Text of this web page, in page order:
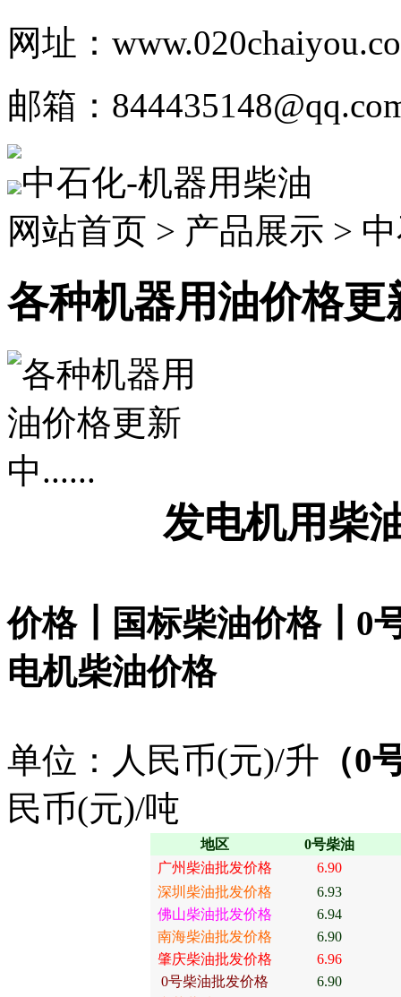
网址：
邮箱：
中石化-机器用柴油
网站首页 > 产品展示 >
各种机器用油价格更
发电机用柴
价格┃
国标柴油价格┃0
电机柴油价格
单位：人民币(元)/升 （0
民币(元)/吨
地区 0号柴油
广州柴油批发价格
6.90
深圳柴油批发价格
6.93
佛山柴油批发价格
6.94
南海柴油批发价格
6.90
肇庆柴油批发价格
6.96
0号柴油批发价格
6.90